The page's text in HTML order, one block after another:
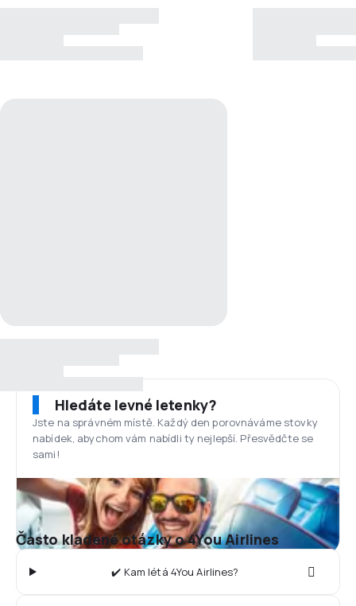
Hledáte levné letenky?
Jste na správném místě. Každý den porovnáváme stovky
nabídek, abychom vám nabídli ty nejlepší. Přesvědčte se
sami!
Často kladené otázky o 4You Airlines
✔️ Kam létá 4You Airlines?